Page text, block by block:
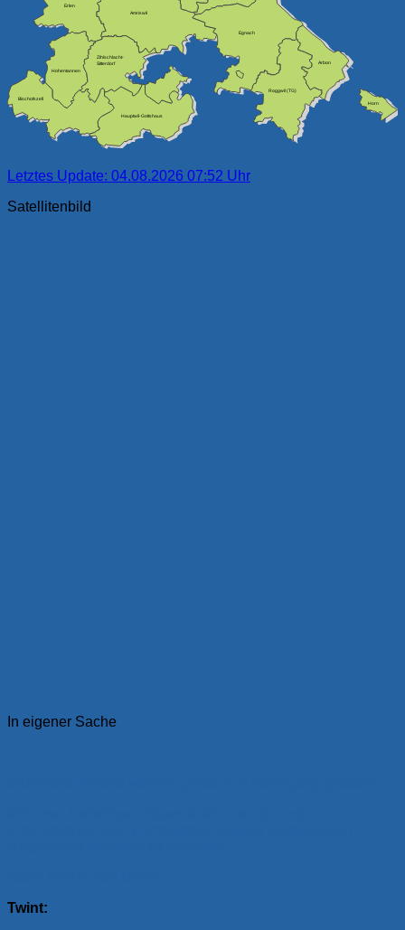
Egnach
Arbon
Horn
Roggwil (TG)
Hauptwil-Gottshaus
Bischofszell
Hohentannen
Erlen
Amriswil
Zihlschlacht-
Sitterdorf
Letztes Update: 04.08.2026 07:52 Uhr
Satellitenbild
In eigener Sache
Twint: